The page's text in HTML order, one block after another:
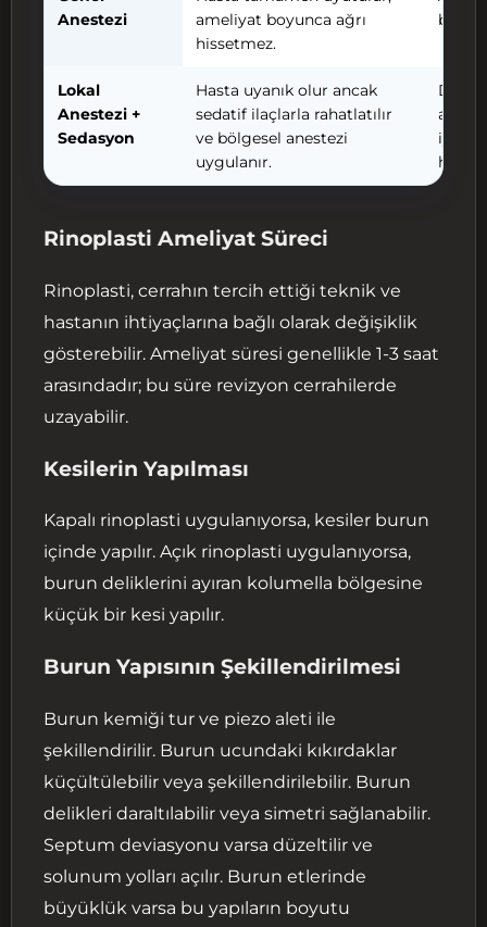
Anestezi
ameliyat boyunca ağrı
hissetmez.
bir
Lokal
Anestezi +
Sedasyon
Hasta uyanık olur ancak
sedatif ilaçlarla rahatlatılır
ve bölgesel anestezi
uygulanır.
Daha
hızlı
Rinoplasti Ameliyat Süreci
Rinoplasti, cerrahın tercih ettiği teknik ve
hastanın ihtiyaçlarına bağlı olarak değişiklik
gösterebilir. Ameliyat süresi genellikle 1-3 saat
arasındadır; bu süre revizyon cerrahilerde
uzayabilir.
Kesilerin Yapılması
Kapalı rinoplasti uygulanıyorsa, kesiler burun
içinde yapılır. Açık rinoplasti uygulanıyorsa,
burun deliklerini ayıran kolumella bölgesine
küçük bir kesi yapılır.
Burun Yapısının Şekillendirilmesi
Burun kemiği tur ve piezo aleti ile
şekillendirilir. Burun ucundaki kıkırdaklar
küçültülebilir veya şekillendirilebilir. Burun
delikleri daraltılabilir veya simetri sağlanabilir.
Septum deviasyonu varsa düzeltilir ve
solunum yolları açılır. Burun etlerinde
büyüklük varsa bu yapıların boyutu